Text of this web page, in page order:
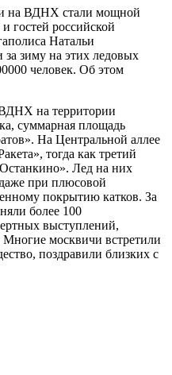
на ВДНХ стали мощной
гостей российской
Натальи
зиму на этих ледовых
человек. Об этом
на территории
суммарная площадь
На Центральной аллее
тогда как третий
Лед на них
при плюсовой
покрытию катков. За
более 100
выступлений,
москвичи встретили
поздравили близких с